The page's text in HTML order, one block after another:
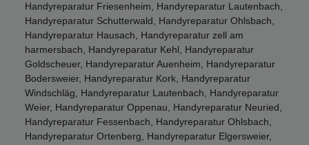
Handyreparatur Friesenheim, Handyreparatur Lautenbach,
Handyreparatur Schutterwald, Handyreparatur Ohlsbach,
Handyreparatur Hausach, Handyreparatur zell am
harmersbach, Handyreparatur Kehl, Handyreparatur
Goldscheuer, Handyreparatur Auenheim, Handyreparatur
Bodersweier, Handyreparatur Kork, Handyreparatur
Windschläg, Handyreparatur Lautenbach, Handyreparatur
Weier, Handyreparatur Oppenau, Handyreparatur Neuried,
Handyreparatur Fessenbach, Handyreparatur Ohlsbach,
Handyreparatur Ortenberg, Handyreparatur Elgersweier,